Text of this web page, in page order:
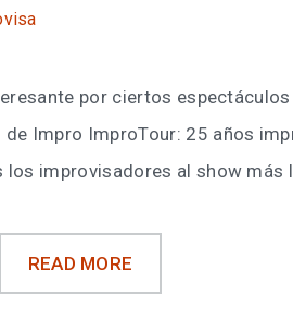
por ciertos
Impro ImproTour: 25 años
improvisadores al show más
READ MORE